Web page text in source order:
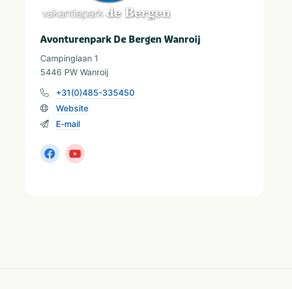
Avonturenpark De Bergen Wanroij
Campinglaan 1
5446 PW Wanroij
+31(0)485-335450
Website
E-mail